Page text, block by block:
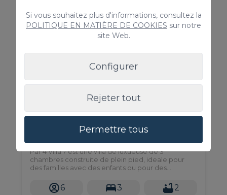
Location de vacances
Par 4 Villa 7 est une villa de luxueuse de 3
chambres construite de plein pied, ideale pour
des familles avec des enfants ou pour des
située.
6 3 2
Si vous souhaitez plus d'informations, consultez la
POLITIQUE EN MATIÈRE DE COOKIES sur notre
site Web.
Configurer
Rejeter tout
Permettre tous